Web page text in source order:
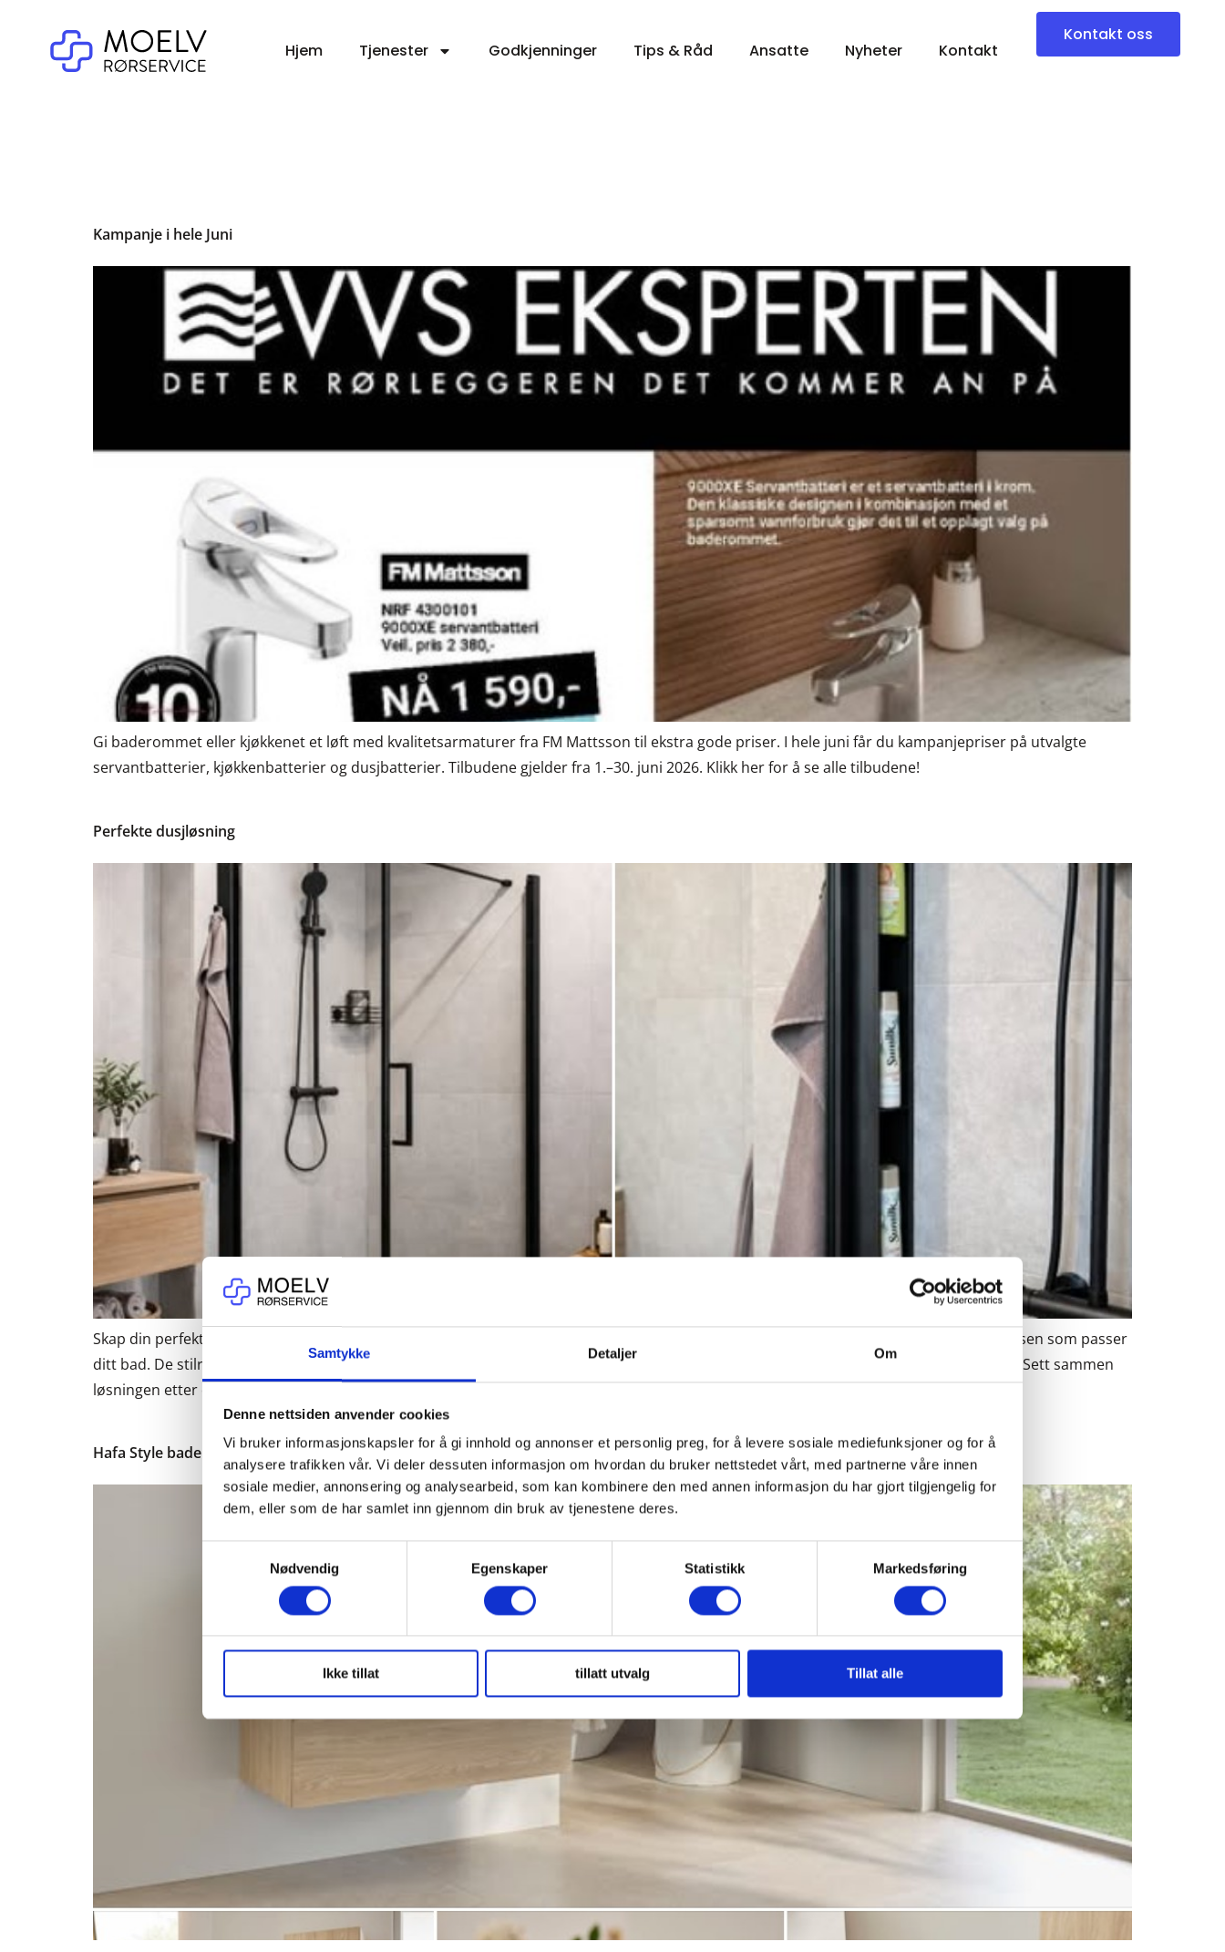
Samtykke Detaljer Om
Denne nettsiden anvender cookies
Vi bruker informasjonskapsler for å gi innhold og annonser et personlig preg, for å levere sosiale mediefunksjoner og for å
analysere trafikken vår. Vi deler dessuten informasjon om hvordan du bruker nettstedet vårt, med partnerne våre innen
sosiale medier, annonsering og analysearbeid, som kan kombinere den med annen informasjon du har gjort tilgjengelig for
dem, eller som de har samlet inn gjennom din bruk av tjenestene deres.
Nødvendig
Egenskaper Statistikk Markedsføring
Ikke tillat tillatt utvalg Tillat alle
Hjem Tjenester Godkjenninger Tips & Råd Ansatte Nyheter Kontakt
Kontakt oss
Kampanje i hele Juni
Gi baderommet eller kjøkkenet et løft med kvalitetsarmaturer fra FM Mattsson til ekstra gode priser. I hele juni får du kampanjepriser på utvalgte
servantbatterier, kjøkkenbatterier og dusjbatterier. Tilbudene gjelder fra 1.–30. juni 2026. Klikk her for å se alle tilbudene!
Perfekte dusjløsning
Skap din perfekte dusjløsning med Town dusjserie fra Sanipro!Town dusjserie leveres i 80, 90 og 100 cm – slik at du enkelt finner størrelsen som passer
ditt bad. De stilrene profilene kombinert med klart herdet sikkerhetsglass gir et moderne og eksklusivt uttrykk som løfter hele rommet. Sett sammen
løsningen etter dine behov med slagdører og […]
Hafa Style baderomsmøbler